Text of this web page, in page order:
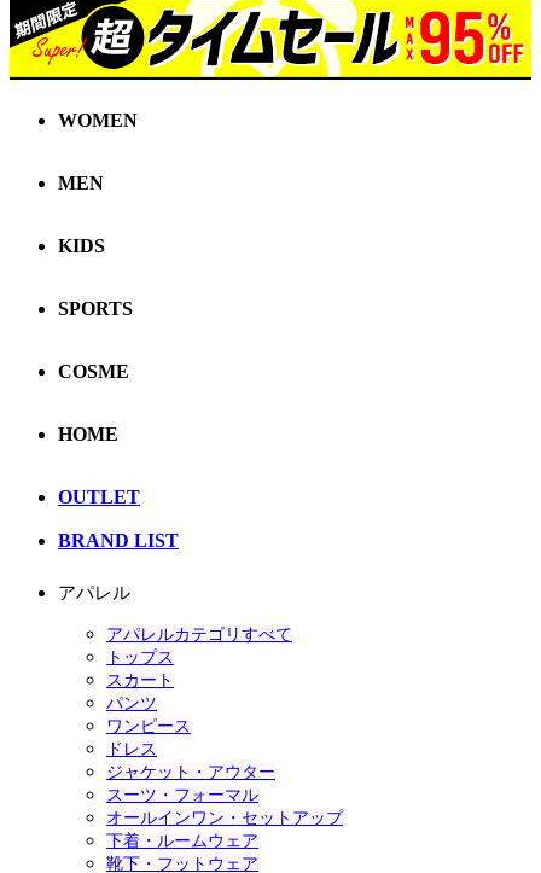
WOMEN
MEN
KIDS
SPORTS
COSME
HOME
OUTLET
BRAND LIST
アパレル
アパレルカテゴリすべて
トップス
スカート
パンツ
ワンピース
ドレス
ジャケット・アウター
スーツ・フォーマル
オールインワン・セットアップ
下着・ルームウェア
靴下・フットウェア